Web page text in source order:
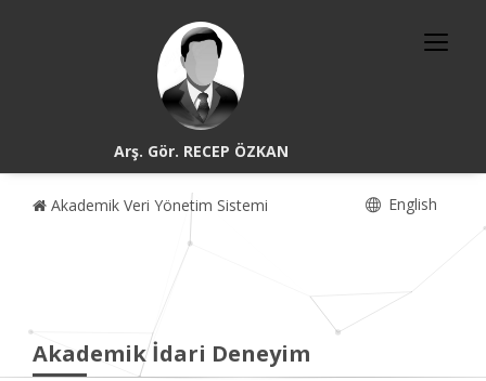
Arş. Gör. RECEP ÖZKAN
Akademik Veri Yönetim Sistemi English
Akademik İdari Deneyim